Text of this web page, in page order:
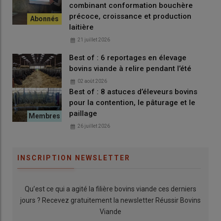
ils sont plus petits, mais ils font plus de racines. Quand la
sécheresse arrive, ils tiennent beaucoup mieux. »
Fiche élevage
310 ha de SAU
dont 108 ha de prairies naturelles de
marais, 70 ha de prairies temporaires et 130 ha de
cultures en ACS
blondes d’Aquitaine
Le pâturage des couverts au cœur du
système
combinant conformation bouchère
précoce, croissance et production
laitière
21 juillet 2026
Best of : 6 reportages en élevage
bovins viande à relire pendant l’été
02 août 2026
Best of : 8 astuces d’éleveurs bovins
pour la contention, le pâturage et le
paillage
26 juillet 2026
INSCRIPTION NEWSLETTER
Qu’est ce qui a agité la filière bovins viande ces derniers
jours ? Recevez gratuitement la newsletter Réussir Bovins
Viande